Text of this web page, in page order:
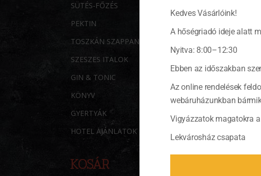
SÜTÉS-FŐZÉS
PEKTIN
TOSZKÁN SZAPPANOK
SZESZES ITALOK
GIN & TONIC
KÖNYV
GYERTYÁK
HOTEL AJÁNLATOK
KOSÁR
Kedves Vásárlóink!
A hőségriadó ideje alatt
Nyitva: 8:00–12:30
Ebben az időszakban
Az online rendelések
webáruházunkban
Vigyázzatok magatokra
Lekvárosház csapata